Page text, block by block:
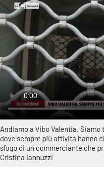
Attualità
Economia e lavoro
Italia Mondo
Sanità
Sport
Cultura
Andiamo a Vibo Valentia.
dove sempre più attività hanno
sfogo di un commerciante che
Cristina Iannuzzi